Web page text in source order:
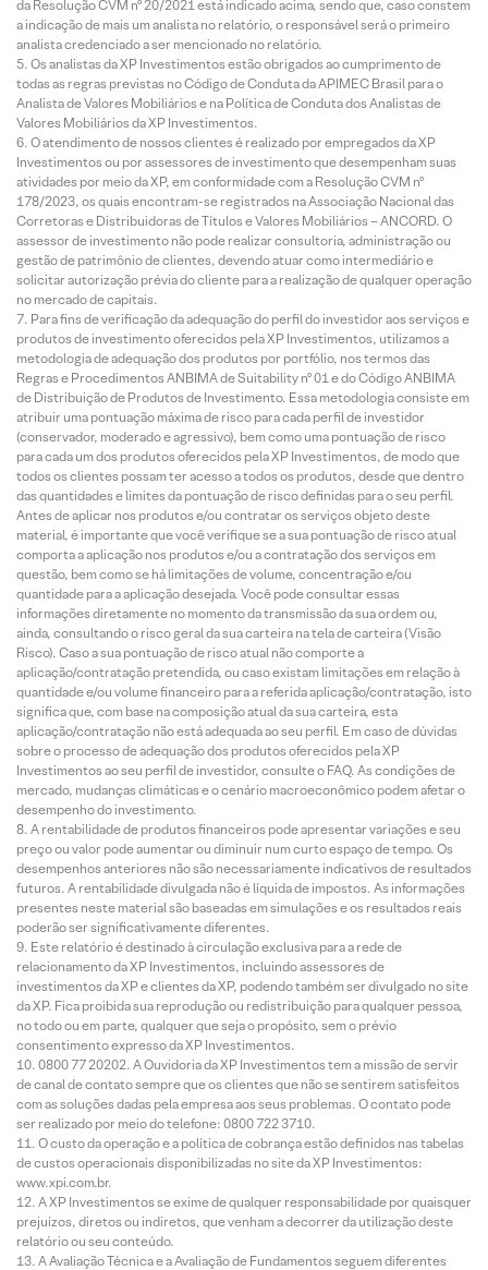
da Resolução CVM nº 20/2021 está indicado acima, sendo que, caso constem
a indicação de mais um analista no relatório, o responsável será o primeiro
analista credenciado a ser mencionado no relatório.
Os analistas da XP Investimentos estão obrigados ao cumprimento de
todas as regras previstas no Código de Conduta da APIMEC Brasil para o
Analista de Valores Mobiliários e na Política de Conduta dos Analistas de
Valores Mobiliários da XP Investimentos.
O atendimento de nossos clientes é realizado por empregados da XP
Investimentos ou por assessores de investimento que desempenham suas
atividades por meio da XP, em conformidade com a Resolução CVM nº
178/2023, os quais encontram-se registrados na Associação Nacional das
Corretoras e Distribuidoras de Títulos e Valores Mobiliários – ANCORD. O
assessor de investimento não pode realizar consultoria, administração ou
gestão de patrimônio de clientes, devendo atuar como intermediário e
solicitar autorização prévia do cliente para a realização de qualquer operação
no mercado de capitais.
Para fins de verificação da adequação do perfil do investidor aos serviços e
produtos de investimento oferecidos pela XP Investimentos, utilizamos a
metodologia de adequação dos produtos por portfólio, nos termos das
Regras e Procedimentos ANBIMA de Suitability nº 01 e do Código ANBIMA
de Distribuição de Produtos de Investimento. Essa metodologia consiste em
atribuir uma pontuação máxima de risco para cada perfil de investidor
(conservador, moderado e agressivo), bem como uma pontuação de risco
para cada um dos produtos oferecidos pela XP Investimentos, de modo que
todos os clientes possam ter acesso a todos os produtos, desde que dentro
das quantidades e limites da pontuação de risco definidas para o seu perfil.
Antes de aplicar nos produtos e/ou contratar os serviços objeto deste
material, é importante que você verifique se a sua pontuação de risco atual
comporta a aplicação nos produtos e/ou a contratação dos serviços em
questão, bem como se há limitações de volume, concentração e/ou
quantidade para a aplicação desejada. Você pode consultar essas
informações diretamente no momento da transmissão da sua ordem ou,
ainda, consultando o risco geral da sua carteira na tela de carteira (Visão
Risco). Caso a sua pontuação de risco atual não comporte a
aplicação/contratação pretendida, ou caso existam limitações em relação à
quantidade e/ou volume financeiro para a referida aplicação/contratação, isto
significa que, com base na composição atual da sua carteira, esta
aplicação/contratação não está adequada ao seu perfil. Em caso de dúvidas
sobre o processo de adequação dos produtos oferecidos pela XP
Investimentos ao seu perfil de investidor, consulte o FAQ. As condições de
mercado, mudanças climáticas e o cenário macroeconômico podem afetar o
desempenho do investimento.
A rentabilidade de produtos financeiros pode apresentar variações e seu
preço ou valor pode aumentar ou diminuir num curto espaço de tempo. Os
desempenhos anteriores não são necessariamente indicativos de resultados
futuros. A rentabilidade divulgada não é líquida de impostos. As informações
presentes neste material são baseadas em simulações e os resultados reais
poderão ser significativamente diferentes.
Este relatório é destinado à circulação exclusiva para a rede de
relacionamento da XP Investimentos, incluindo assessores de
investimentos da XP e clientes da XP, podendo também ser divulgado no site
da XP. Fica proibida sua reprodução ou redistribuição para qualquer pessoa,
no todo ou em parte, qualquer que seja o propósito, sem o prévio
consentimento expresso da XP Investimentos.
0800 77 20202. A Ouvidoria da XP Investimentos tem a missão de servir
de canal de contato sempre que os clientes que não se sentirem satisfeitos
com as soluções dadas pela empresa aos seus problemas. O contato pode
ser realizado por meio do telefone: 0800 722 3710.
O custo da operação e a política de cobrança estão definidos nas tabelas
de custos operacionais disponibilizadas no site da XP Investimentos:
www.xpi.com.br.
A XP Investimentos se exime de qualquer responsabilidade por quaisquer
prejuízos, diretos ou indiretos, que venham a decorrer da utilização deste
relatório ou seu conteúdo.
A Avaliação Técnica e a Avaliação de Fundamentos seguem diferentes